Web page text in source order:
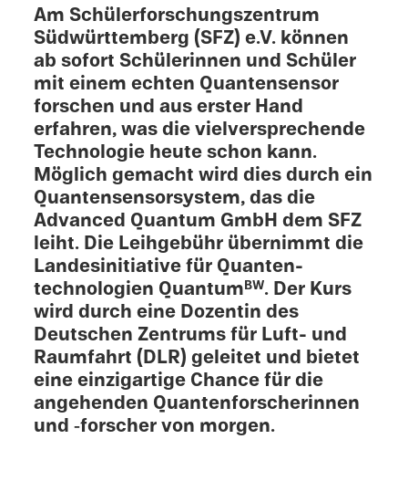
Am Schüler­forschungszen­trum
Südwürt­tem­berg (SFZ) e.V. können
ab sofort Schülerin­nen und Schüler
mit einem echten Quantensen­sor
forschen und aus erster Hand
erfahren, was die vielver­sprechende
Technolo­gie heute schon kann.
Möglich gemacht wird dies durch ein
Quantensen­sorsys­tem, das die
Advanced Quantum GmbH dem SFZ
leiht. Die Leihge­bühr übern­immt die
Landesini­tia­tive für Quanten­
technologien QuantumBW. Der Kurs
wird durch eine Dozentin des
Deutschen Zentrums für Luft- und
Raumfahrt (DLR) geleitet und bietet
eine einzi­gar­tige Chance für die
angehen­den Quanten­forscherin­nen
und ‑forscher von morgen.